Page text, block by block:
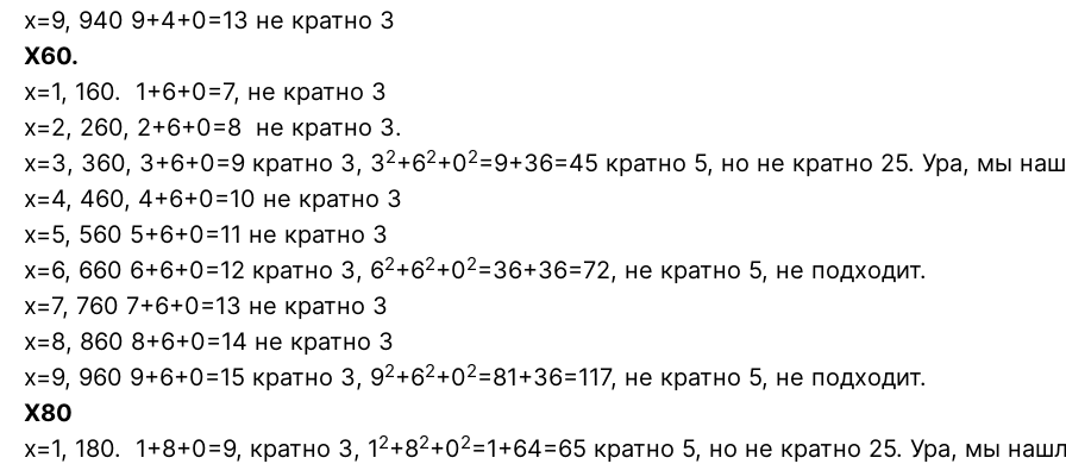
x=9, 940 9+4+0=13 не кратно 3
X60.
x=1, 160. 1+6+0=7, не кратно 3
x=2, 260, 2+6+0=8 не кратно 3.
x=3, 360, 3+6+0=9 кратно 3, 32+62+02=9+36=45 кратно 5, но не кратно 25. Ура, мы
x=4, 460, 4+6+0=10 не кратно 3
x=5, 560 5+6+0=11 не кратно 3
x=6, 660 6+6+0=12 кратно 3, 62+62+02=36+36=72, не кратно 5, не подходит.
x=7, 760 7+6+0=13 не кратно 3
x=8, 860 8+6+0=14 не кратно 3
x=9, 960 9+6+0=15 кратно 3, 92+62+02=81+36=117, не кратно 5, не подходит.
X80
x=1, 180. 1+8+0=9, кратно 3, 12+82+02=1+64=65 кратно 5, но не кратно 25. Ура, мы